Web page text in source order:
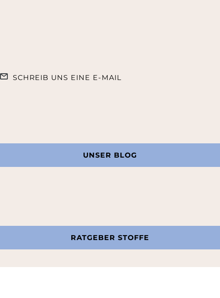
SCHREIB UNS EINE E-MAIL
UNSER BLOG
RATGEBER STOFFE